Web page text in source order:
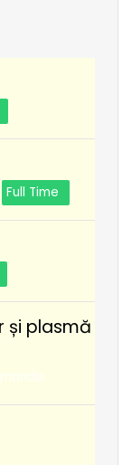
Full Time
și plasmă